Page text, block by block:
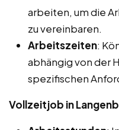
arbeiten, um die
zu vereinbaren.
Arbeitszeiten:
abhängig von der
spezifischen
Vollzeitjob in